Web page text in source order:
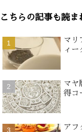
こちらの記事も読ま
マリ
ィー
マヤ
得コ
アフ